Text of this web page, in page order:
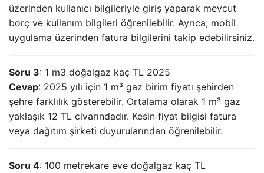
üzerinden kullanıcı bilgileriyle giriş yaparak mevcut
borç ve kullanım bilgileri öğrenilebilir. Ayrıca, mobil
uygulama üzerinden fatura bilgilerini takip edebilirsiniz.
Soru 3: 1 m3 doğalgaz kaç TL 2025
Cevap: 2025 yılı için 1 m³ gaz birim fiyatı şehirden
şehre farklılık gösterebilir. Ortalama olarak 1 m³ gaz
yaklaşık 12 TL civarındadır. Kesin fiyat bilgisi fatura
veya dağıtım şirketi duyurularından öğrenilebilir.
Soru 4: 100 metrekare eve doğalgaz kaç TL